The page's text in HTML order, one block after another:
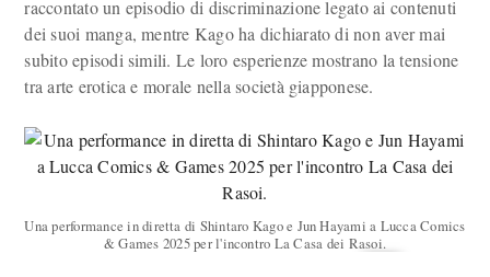
raccontato un episodio di discriminazione legato ai contenuti
dei suoi manga, mentre Kago ha dichiarato di non aver mai
subito episodi simili. Le loro esperienze mostrano la tensione
tra arte erotica e morale nella società giapponese.
Una performance in diretta di Shintaro Kago e Jun Hayami a Lucca Comics
& Games 2025 per l'incontro La Casa dei Rasoi.